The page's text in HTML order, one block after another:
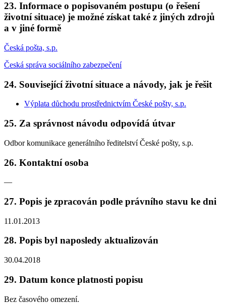
23. Informace o popisovaném postupu (o řešení
životní situace) je možné získat také z jiných zdrojů
a v jiné formě
Česká pošta, s.p.
Česká správa sociálního zabezpečení
24. Související životní situace a návody, jak je řešit
Výplata důchodu prostřednictvím České pošty, s.p.
25. Za správnost návodu odpovídá útvar
Odbor komunikace generálního ředitelství České pošty, s.p.
26. Kontaktní osoba
—
27. Popis je zpracován podle právního stavu ke dni
11.01.2013
28. Popis byl naposledy aktualizován
30.04.2018
29. Datum konce platnosti popisu
Bez časového omezení.